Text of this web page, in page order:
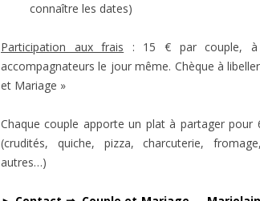
connaître les dates)
Participation aux frais : 15 € par couple, à
accompagnateurs le jour même. Chèque à
et Mariage »
Chaque couple apporte un plat à partager pour
(crudités, quiche, pizza, charcuterie,
autres…)